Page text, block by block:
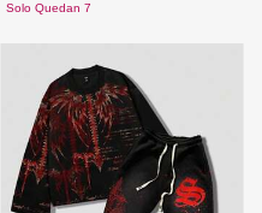
Solo Quedan 7